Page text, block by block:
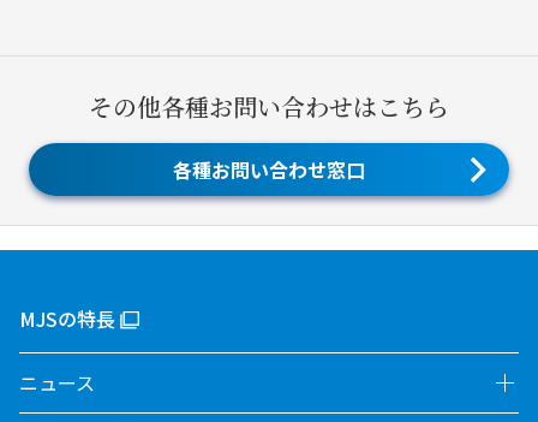
その他各種お問い合わせはこちら
各種お問い合わせ窓口
MJSの特長
ニュース